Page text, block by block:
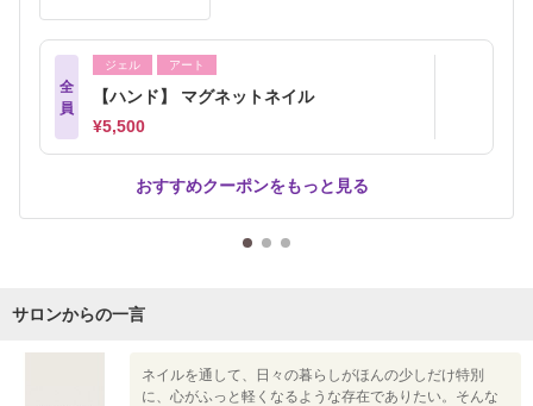
全
員
ジェル アート
【ハンド】 マグネットネイル
¥5,500
おすすめクーポンをもっと見る
サロンからの一言
ネイルを通して、日々の暮らしがほんの少しだけ特別
に、心がふっと軽くなるような存在でありたい。そんな